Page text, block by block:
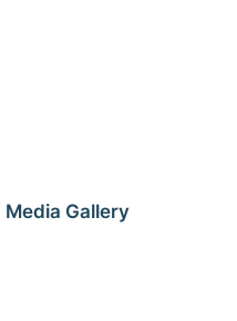
Media Gallery